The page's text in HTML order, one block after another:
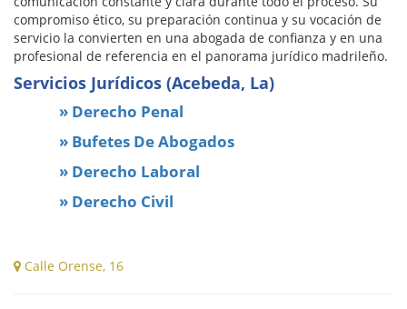
compromiso ético, su preparación continua y su vocación de
servicio la convierten en una abogada de confianza y en una
profesional de referencia en el panorama jurídico madrileño.
Servicios Jurídicos (Acebeda, La)
» Derecho Penal
» Bufetes De Abogados
» Derecho Laboral
» Derecho Civil
Calle Orense, 16